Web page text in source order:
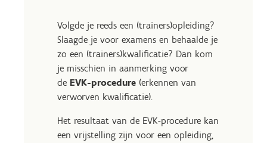
Volgde je reeds een (trainers)opleiding?
Slaagde je voor examens en behaalde je
zo een (trainers)kwalificatie? Dan kom
je misschien in aanmerking voor
de EVK-procedure (erkennen van
verworven kwalificatie).
Het resultaat van de EVK-procedure kan
een vrijstelling zijn voor een opleiding,